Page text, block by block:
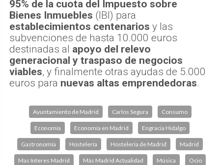
95% de la cuota del Impuesto sobre
Bienes Inmuebles (IBI) para
establecimientos centenarios y las
subvenciones de hasta 10.000 euros
destinadas al apoyo del relevo
generacional y traspaso de negocios
viables, y finalmente otras ayudas de 5.000
euros para nuevas altas emprendedoras.
Ayuntamiento de Madrid Carlos Segura Consumo
Economía Economía en Madrid Engracia Hidalgo
Gastronomía Hostelería Hostelería de Madrid Madrid
Mas Interes Madrid Más Madrid Actualidad Música Ocio